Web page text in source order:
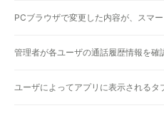
PCブラウザで変更した内容が、スマ
管理者が各ユーザの通話履歴情報を確
ユーザによってアプリに表示されるタ